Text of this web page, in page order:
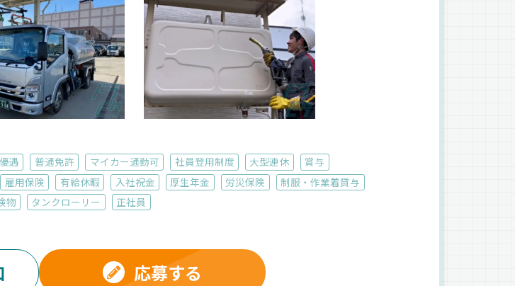
遇 普通免許 マイカー通勤可 社員登用制度 大型連休
賞与
雇用保険 有給休暇 入社祝金 厚生年金 労災保険
制服・作業着貸与
物 タンクローリー 正社員
応募する